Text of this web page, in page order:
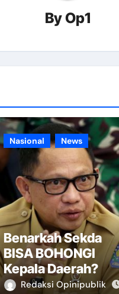
ByOp1
Nasional News
Benarkah Sekda
BISA BOHONGI
Kepala Daerah?
Redaksi Opinipublik